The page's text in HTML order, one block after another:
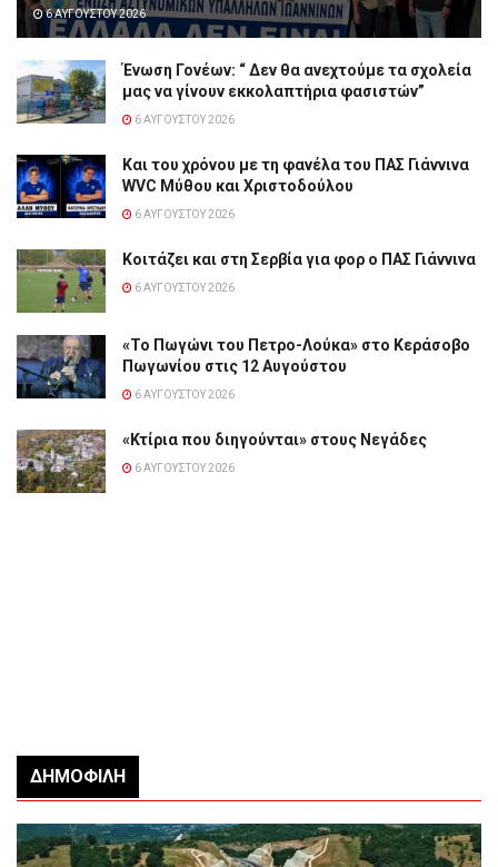
6 ΑΥΓΟΎΣΤΟΥ 2026
Ένωση Γονέων: “ Δεν θα ανεχτούμε τα σχολεία
μας να γίνουν εκκολαπτήρια φασιστών”
6 ΑΥΓΟΎΣΤΟΥ 2026
Και του χρόνου με τη φανέλα του ΠΑΣ Γιάννινα
WVC Μύθου και Χριστοδούλου
6 ΑΥΓΟΎΣΤΟΥ 2026
Κοιτάζει και στη Σερβία για φορ ο ΠΑΣ Γιάννινα
6 ΑΥΓΟΎΣΤΟΥ 2026
«Το Πωγώνι του Πετρο-Λούκα» στο Κεράσοβο
Πωγωνίου στις 12 Αυγούστου
6 ΑΥΓΟΎΣΤΟΥ 2026
«Κτίρια που διηγούνται» στους Νεγάδες
6 ΑΥΓΟΎΣΤΟΥ 2026
ΔΗΜΟΦΙΛΉ